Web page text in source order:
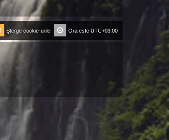
Ora este UTC+03:00
Şterge cookie-urile